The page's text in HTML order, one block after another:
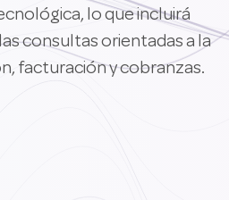
lo que incluirá
consultas orientadas a la
facturación y cobranzas.